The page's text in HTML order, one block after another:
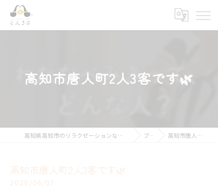
高知市唐人町2人3客です🌿
高知県高知市のリラクゼーションならキモチ上がるカラダ改善 2人3客 ブログ 高知市唐人町2人3客です🌿
高知市唐人町2人3客です🌿
2026/06/07